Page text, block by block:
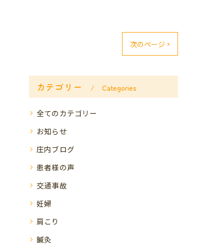
次のページ >
カテゴリー Categories
全てのカテゴリー
お知らせ
庄内ブログ
患者様の声
交通事故
妊婦
肩こり
鍼灸